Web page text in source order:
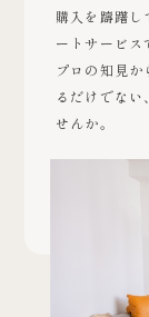
購入を躊躇
ートサービス
プロの知見か
るだけでな
せんか。